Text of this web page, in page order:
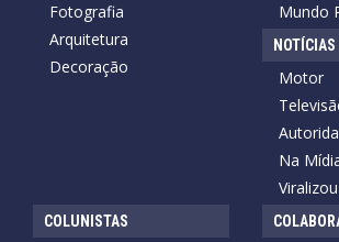
Fotografia
Arquitetura
Decoração
Mundo
NOTÍCIAS
Motor
Na
COLUNISTAS